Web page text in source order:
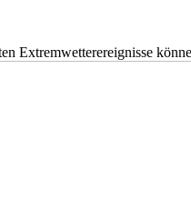
Extremwetterereignisse